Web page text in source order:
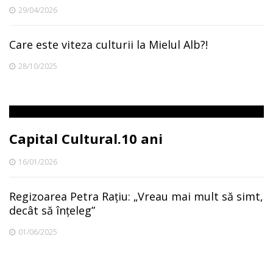
29/04/2026
Care este viteza culturii la Mielul Alb?!
28/10/2025
Capital Cultural.10 ani
16/01/2026
Regizoarea Petra Rațiu: „Vreau mai mult să simt,
decât să înțeleg”
01/06/2025